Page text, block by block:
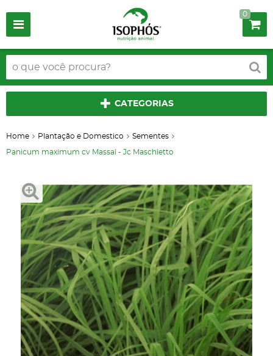
0
CATEGORIAS
Home Plantação e Domestico Sementes
Panicum maximum cv Massai - Jc Maschietto